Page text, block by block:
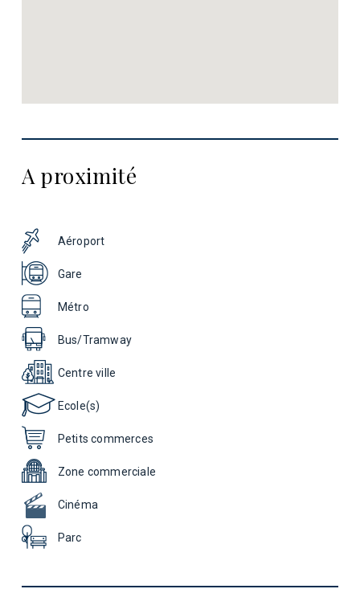
A proximité
Aéroport
Gare
Métro
Bus/Tramway
Centre ville
Ecole(s)
Petits commerces
Zone commerciale
Cinéma
Parc